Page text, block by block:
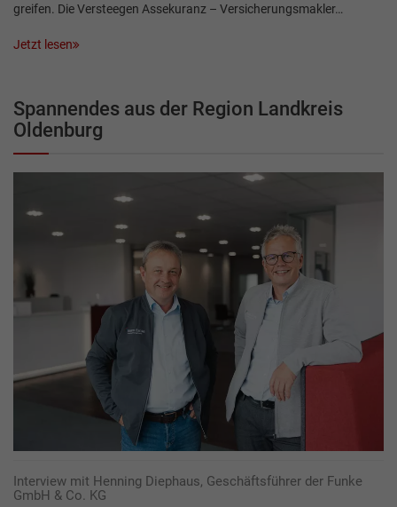
greifen. Die Versteegen Assekuranz – Versicherungsmakler…
Jetzt lesen
Spannendes aus der Region Landkreis
Oldenburg
Interview mit Henning Diephaus, Geschäftsführer der Funke
GmbH & Co. KG